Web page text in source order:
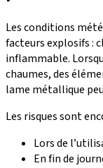
Les conditions
facteurs explosifs :
inflammable.
chaumes, des
lame métallique
Les risques sont
Lors de
En fin de